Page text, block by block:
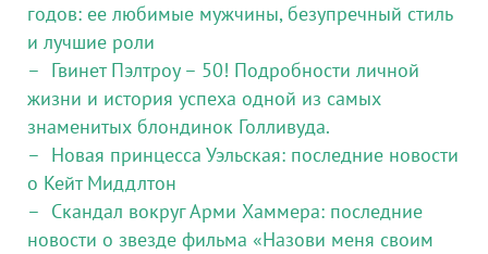
годов: ее любимые мужчины, безупречный стиль
и лучшие роли
Гвинет Пэлтроу – 50! Подробности личной
жизни и история успеха одной из самых
знаменитых блондинок Голливуда.
Новая принцесса Уэльская: последние новости
о Кейт Миддлтон
Скандал вокруг Арми Хаммера: последние
новости о звезде фильма «Назови меня своим